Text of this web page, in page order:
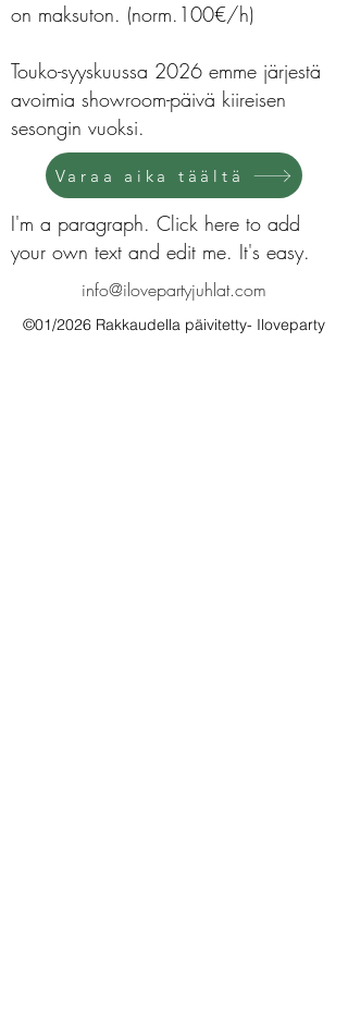
on maksuton. (norm.100€/h)
Touko-syyskuussa 2026 emme järjestä
avoimia showroom-päivä kiireisen
sesongin vuoksi.
Varaa aika täältä
I'm a paragraph. Click here to add
your own text and edit me. It's easy.
info@ilovepartyjuhlat.com
©01/2026 Rakkaudella päivitetty- Iloveparty